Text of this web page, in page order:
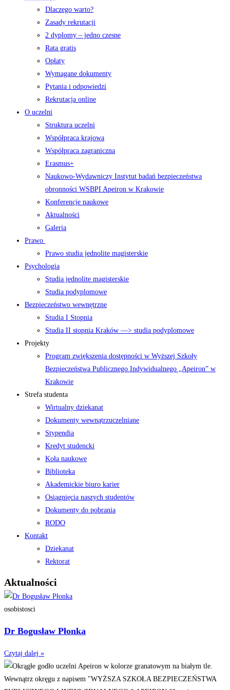
Dlaczego warto?
Zasady rekrutacji
2 dyplomy – jedno czesne
Rata gratis
Opłaty
Wymagane dokumenty
Pytania i odpowiedzi
Rekrutacja online
O uczelni
Struktura uczelni
Współpraca krajowa
Współpraca zagraniczna
Erasmus+
Naukowo-Wydawniczy Instytut badań bezpieczeństwa
obronności WSBPI Apeiron w Krakowie
Konferencje naukowe
Aktualności
Galeria
Prawo
Prawo studia jednolite magisterskie
Psychologia
Studia jednolite magisterskie
Studia podyplomowe
Bezpieczeństwo wewnętrzne
Studia I Stopnia
Studia II stopnia Kraków —> studia podyplomowe
Projekty
Program zwiększenia dostępności w Wyższej Szkoły
Bezpieczeństwa Publicznego Indywidualnego „Apeiron” w
Krakowie
Strefa studenta
Wirtualny dziekanat
Dokumenty wewnątrzuczelniane
Stypendia
Kredyt studencki
Koła naukowe
Biblioteka
Akademickie biuro karier
Osiągnięcia naszych studentów
Dokumenty do pobrania
RODO
Kontakt
Dziekanat
Rektorat
Aktualności
osobistosci
Dr Bogusław Płonka
Czytaj dalej »